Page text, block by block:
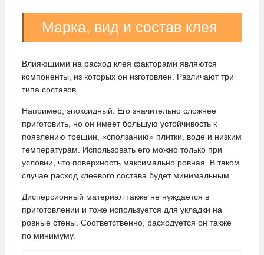
Марка, вид и состав клея
Влияющими на расход клея факторами являются
компоненты, из которых он изготовлен. Различают три
типа составов.
Например, эпоксидный. Его значительно сложнее
приготовить, но он имеет большую устойчивость к
появлению трещин, «сползанию» плитки, воде и низким
температурам. Использовать его можно только при
условии, что поверхность максимально ровная. В таком
случае расход клеевого состава будет минимальным.
Дисперсионный материал также не нуждается в
приготовлении и тоже используется для укладки на
ровные стены. Соответственно, расходуется он также
по минимуму.